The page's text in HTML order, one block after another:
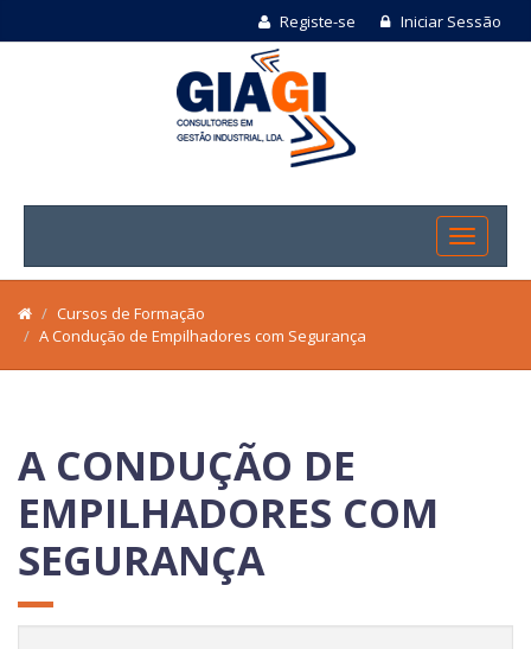
Registe-se Iniciar Sessão
Cursos de Formação
A Condução de Empilhadores com Segurança
A CONDUÇÃO DE
EMPILHADORES COM
SEGURANÇA